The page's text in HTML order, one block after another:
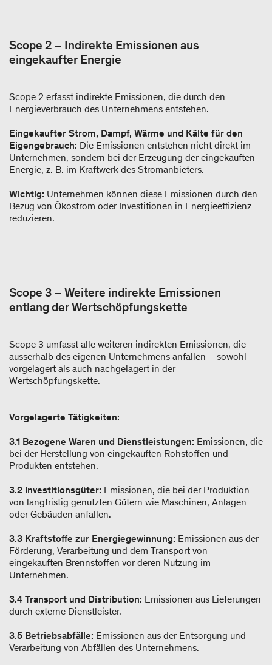
Scope 2 – Indirekte Emissionen aus
eingekaufter Energie
Scope 2 erfasst indirekte Emissionen, die durch den
Energieverbrauch des Unternehmens entstehen.
Eingekaufter Strom, Dampf, Wärme und Kälte für den
Eigengebrauch: Die Emissionen entstehen nicht direkt im
Unternehmen, sondern bei der Erzeugung der eingekauften
Energie, z. B. im Kraftwerk des Stromanbieters.
Wichtig: Unternehmen können diese Emissionen durch den
Bezug von Ökostrom oder Investitionen in Energieeffizienz
reduzieren.
Scope 3 – Weitere indirekte Emissionen
entlang der Wertschöpfungskette
Scope 3 umfasst alle weiteren indirekten Emissionen, die
ausserhalb des eigenen Unternehmens anfallen – sowohl
vorgelagert als auch nachgelagert in der
Wertschöpfungskette.
Vorgelagerte Tätigkeiten:
3.1 Bezogene Waren und Dienstleistungen: Emissionen, die
bei der Herstellung von eingekauften Rohstoffen und
Produkten entstehen.
3.2 Investitionsgüter: Emissionen, die bei der Produktion
von langfristig genutzten Gütern wie Maschinen, Anlagen
oder Gebäuden anfallen.
3.3 Kraftstoffe zur Energiegewinnung: Emissionen aus der
Förderung, Verarbeitung und dem Transport von
eingekauften Brennstoffen vor deren Nutzung im
Unternehmen.
3.4 Transport und Distribution: Emissionen aus Lieferungen
durch externe Dienstleister.
3.5 Betriebsabfälle: Emissionen aus der Entsorgung und
Verarbeitung von Abfällen des Unternehmens.